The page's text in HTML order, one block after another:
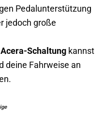
Pedalunterstützung
jedoch große
Schaltung kannst
deine Fahrweise an